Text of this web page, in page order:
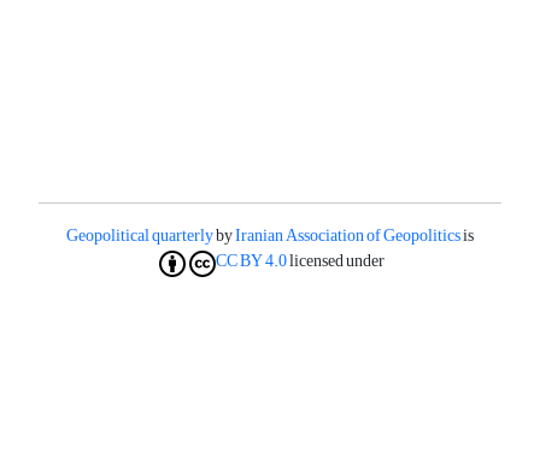
Geopolitical quarterlybyIranian Association of Geopoliticsis
licensed under
CC BY 4.0